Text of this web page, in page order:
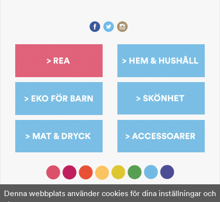
Denna webbplats använder cookies för dina inställningar och